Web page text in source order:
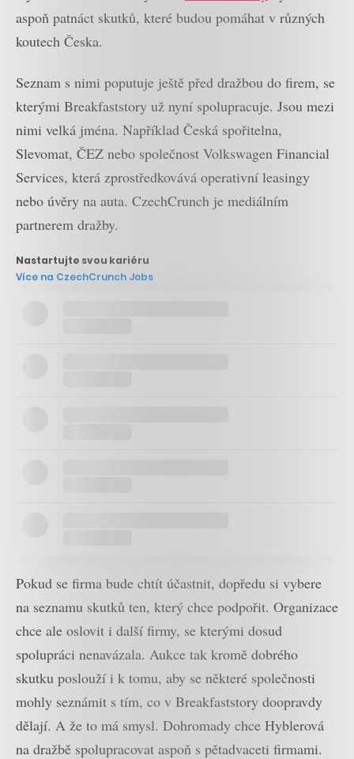
aspoň patnáct skutků, které budou pomáhat v různých
koutech Česka.
Seznam s nimi poputuje ještě před dražbou do firem, se
kterými Breakfaststory už nyní spolupracuje. Jsou mezi
nimi velká jména. Například Česká spořitelna,
Slevomat, ČEZ nebo společnost Volkswagen Financial
Services, která zprostředkovává operativní leasingy
nebo úvěry na auta. CzechCrunch je mediálním
partnerem dražby.
Nastartujte svou kariéru
Více na CzechCrunch Jobs
Pokud se firma bude chtít účastnit, dopředu si vybere
na seznamu skutků ten, který chce podpořit. Organizace
chce ale oslovit i další firmy, se kterými dosud
spolupráci nenavázala. Aukce tak kromě dobrého
skutku poslouží i k tomu, aby se některé společnosti
mohly seznámit s tím, co v Breakfaststory doopravdy
dělají. A že to má smysl. Dohromady chce Hyblerová
na dražbě spolupracovat aspoň s pětadvaceti firmami.